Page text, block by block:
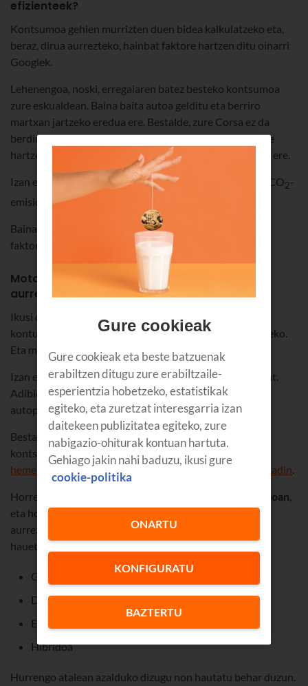
efizienteek?
Kontsumoa gehien murrizten duen bidea kalkulatzeko eta,
beraz, dirua aurrezteko, hainbat faktore hartzen ditu oinarri
Googlek.
Lehenengoa, noski, erregaiaren batez besteko kontsumoa
zure eskualdean. Baina baita autoa gelditu eta berriro
martxan jartzeko eredua ere. Bestalde, zure Corsa ez da
berdin ibiltzen errepidean eta autopistan; beraz, hori ere
hartzen dute kontuan. Baita zure ibilbideko goraguneak ere.
Izan ere, horiek guztiek zure autoaren kontsumoari eta CO2-
emisioei eragiten diete.
Baina, zalantzarik gabe, zure autoaren motor-mota da
faktorerik garrantzitsuena.
Motorraren arabera kalkulatzen du erregai-
aurrezkia
Ikusi duzu Google Maps-ek alderdi asko hartzen dituela
kontuan energia gehien aurrezten duen bidea kalkulatzeko.
Eta motorra da alderdi horietako bat.
Izan ere, ez da gauza bera diesel-auto bat edo hibrido bat.
Adibidez, diesel-auto batekin gehiago aurreztuko duzu
autopistan gasolina-auto batekin baino.
Bestalde, ibilgailu hibrido eta elektrikoek gutxiago
kontsumitzen dute hirian gidatzean. Bide batez,
hemen erakutsiko dizugu nola aurkitu kargalekuak Euskadin.
Horrenbestez, motor-motak eragin handia du kontsumoan,
eta hori adierazi behar duzu Google Maps aplikazioan,
aurrezten lagunduko dizun bidea kalkula dezan. Aukera
hauetako bat hautatu beharko duzu menuan:
Gasolina
Diesela
Elektrikoa
Hibridoa
Hurrengo atalean azalduko dizugu non hautatu behar duzun.
Gure cookieak
Gure cookieak eta beste batzuenak
erabiltzen ditugu zure erabiltzaile-
esperientzia hobetzeko, estatistikak
egiteko, eta zuretzat interesgarria izan
daitekeen publizitatea egiteko, zure
nabigazio-ohiturak kontuan hartuta.
Gehiago jakin nahi baduzu, ikusi gure
cookie-politika
KONFIGURATU
BAZTERTU
ONARTU